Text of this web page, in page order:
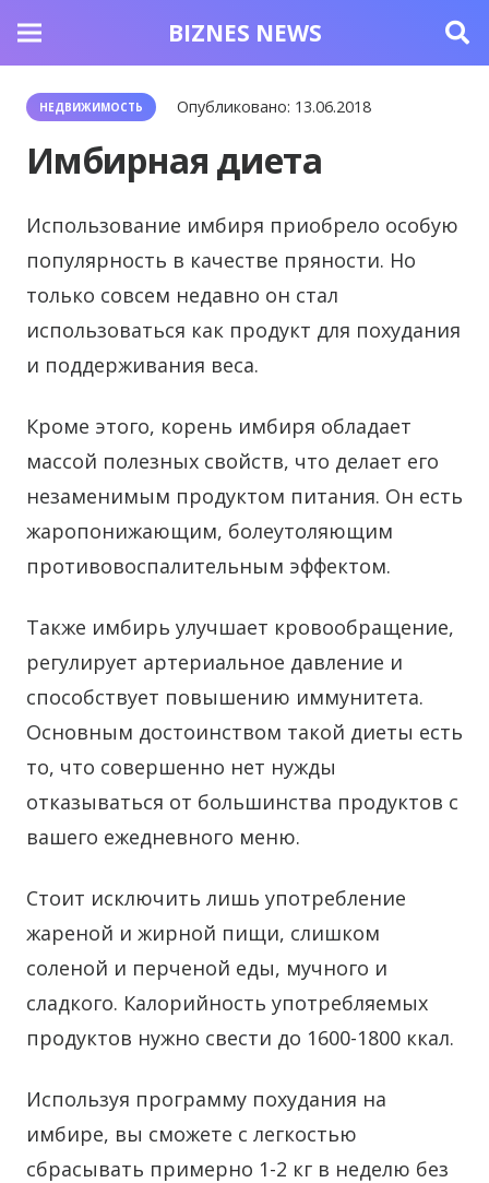
BIZNES NEWS
НЕДВИЖИМОСТЬ Опубликовано: 13.06.2018
Имбирная диета
Использование имбиря приобрело особую
популярность в качестве пряности. Но
только совсем недавно он стал
использоваться как продукт для похудания
и поддерживания веса.
Кроме этого, корень имбиря обладает
массой полезных свойств, что делает его
незаменимым продуктом питания. Он есть
жаропонижающим, болеутоляющим
противовоспалительным эффектом.
Также имбирь улучшает кровообращение,
регулирует артериальное давление и
способствует повышению иммунитета.
Основным достоинством такой диеты есть
то, что совершенно нет нужды
отказываться от большинства продуктов с
вашего ежедневного меню.
Стоит исключить лишь употребление
жареной и жирной пищи, слишком
соленой и перченой еды, мучного и
сладкого. Калорийность употребляемых
продуктов нужно свести до 1600-1800 ккал.
Используя программу похудания на
имбире, вы сможете с легкостью
сбрасывать примерно 1-2 кг в неделю без